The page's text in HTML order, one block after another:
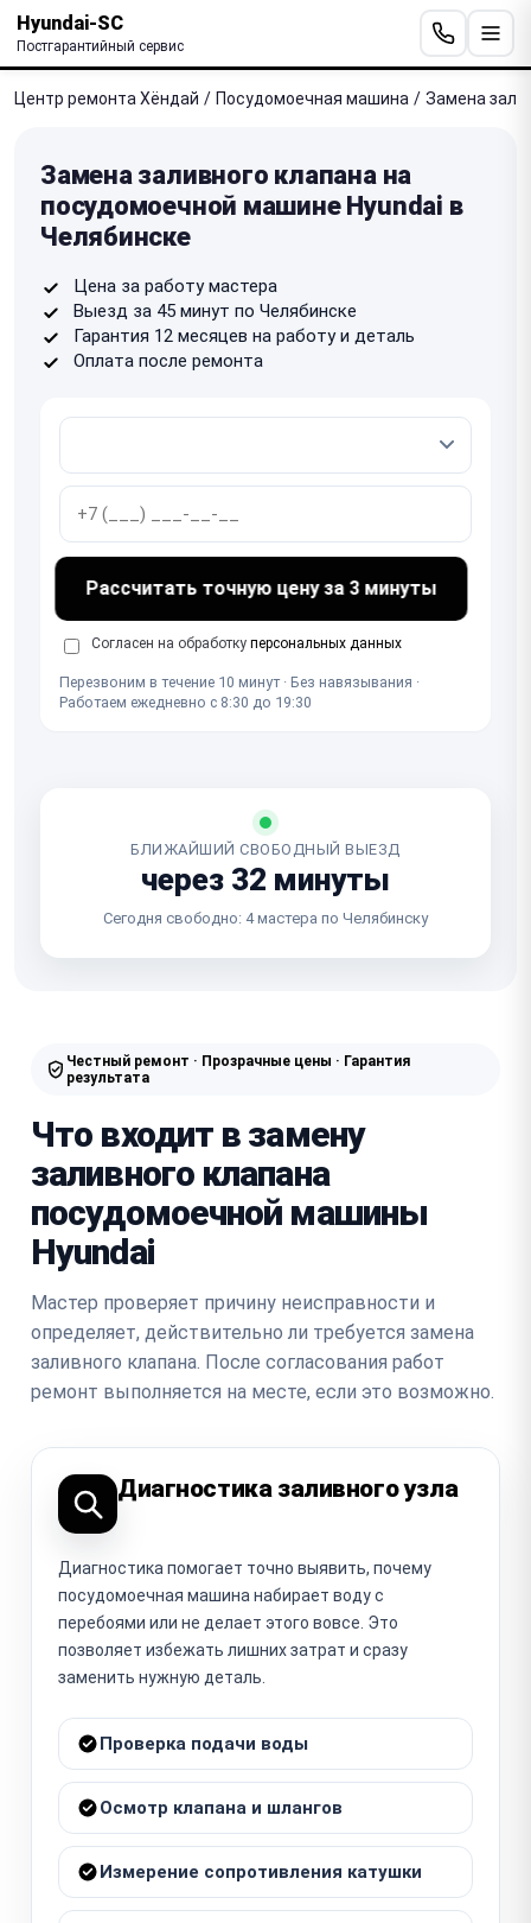
Hyundai-SC
Постгарантийный сервис
Центр ремонта Хёндай / Посудомоечная машина / Замена
Замена заливного клапана на
посудомоечной машине Hyundai в
Челябинске
Цена за работу мастера
Выезд за 45 минут по Челябинске
Гарантия 12 месяцев на работу и деталь
Оплата после ремонта
Рассчитать точную цену за 3 минуты
Согласен на обработку персональных данных
Перезвоним в течение 10 минут · Без навязывания ·
Работаем ежедневно с 8:30 до 19:30
БЛИЖАЙШИЙ СВОБОДНЫЙ ВЫЕЗД
через 32 минуты
Сегодня свободно: 4 мастера по Челябинску
Честный ремонт · Прозрачные цены · Гарантия
результата
Что входит в замену
заливного клапана
посудомоечной машины
Hyundai
Мастер проверяет причину неисправности и
определяет, действительно ли требуется замена
заливного клапана. После согласования работ
ремонт выполняется на месте, если это возможно.
Диагностика заливного узла
Диагностика помогает точно выявить, почему
посудомоечная машина набирает воду с
перебоями или не делает этого вовсе. Это
позволяет избежать лишних затрат и сразу
заменить нужную деталь.
Проверка подачи воды
Осмотр клапана и шлангов
Измерение сопротивления катушки